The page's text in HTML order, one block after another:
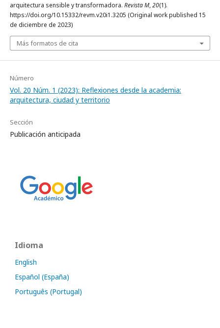
arquitectura sensible y transformadora. Revista M,20(1).
https://doi.org/10.15332/revm.v20i1.3205 (Original work published 15
de diciembre de 2023)
Más formatos de cita
Número
Vol. 20 Núm. 1 (2023): Reflexiones desde la academia:
arquitectura, ciudad y territorio
Sección
Publicación anticipada
Idioma
English
Español (España)
Português (Portugal)